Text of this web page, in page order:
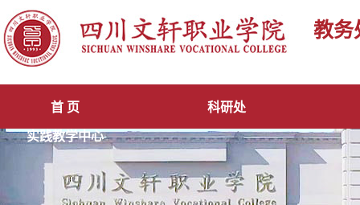
首 页 科研处
实践教学中心
教务